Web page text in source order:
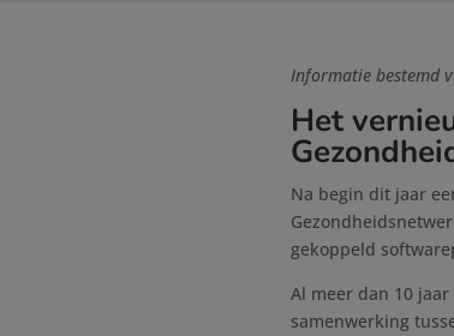
Informatie bestemd
Het
Na begin dit jaar
gekoppeld
Al meer dan 10
samenwerking